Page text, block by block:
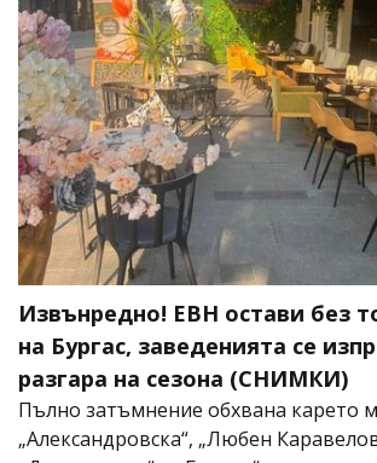
Извънредно! ЕВН остави без
на Бургас, заведенията се
разгара на сезона (СНИМКИ)
Пълно затъмнение обхвана карето
„Александровска“, „Любен